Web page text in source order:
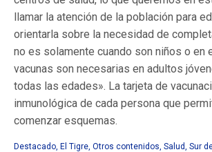
llamar la atención de la población para
orientarla sobre la necesidad de
no es solamente cuando son niños o en
vacunas son necesarias en adultos
todas las edades». La tarjeta de
inmunológica de cada persona que
comenzar esquemas.
Destacado El Tigre Otros contenidos Salud Sur